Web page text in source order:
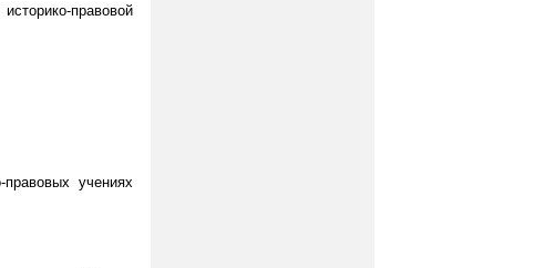
правовой
учениях